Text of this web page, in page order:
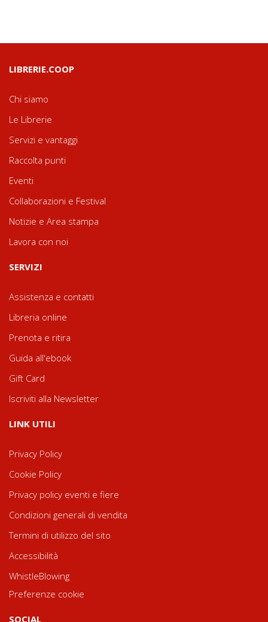
LIBRERIE.COOP
Chi siamo
Le Librerie
Servizi e vantaggi
Raccolta punti
Eventi
Collaborazioni e Festival
Notizie e Area stampa
Lavora con noi
SERVIZI
Assistenza e contatti
Libreria online
Prenota e ritira
Guida all'ebook
Gift Card
Iscriviti alla Newsletter
LINK UTILI
Privacy Policy
Cookie Policy
Privacy policy eventi e fiere
Condizioni generali di vendita
Termini di utilizzo del sito
Accessibilità
WhistleBlowing
Preferenze cookie
SOCIAL